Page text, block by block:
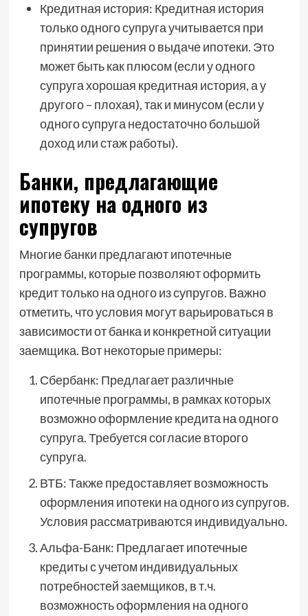
Кредитная история: Кредитная история
только одного супруга учитывается при
принятии решения о выдаче ипотеки. Это
может быть как плюсом (если у одного
супруга хорошая кредитная история, а у
другого – плохая), так и минусом (если у
одного супруга недостаточно большой
доход или стаж работы).
Банки, предлагающие
ипотеку на одного из
супругов
Многие банки предлагают ипотечные
программы, которые позволяют оформить
кредит только на одного из супругов. Важно
отметить, что условия могут варьироваться в
зависимости от банка и конкретной ситуации
заемщика. Вот некоторые примеры:
Сбербанк: Предлагает различные
ипотечные программы, в рамках которых
возможно оформление кредита на одного
супруга. Требуется согласие второго
супруга.
ВТБ: Также предоставляет возможность
оформления ипотеки на одного из супругов.
Условия рассматриваются индивидуально.
Альфа-Банк: Предлагает ипотечные
кредиты с учетом индивидуальных
потребностей заемщиков, в т.ч.
возможность оформления на одного